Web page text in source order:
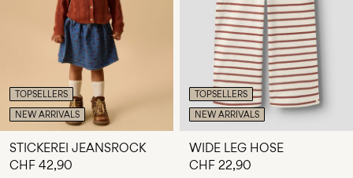
Fragen?
Schweiz
/
Deutsch
TOPSELLERS
NEW ARRIVALS
STICKEREI JEANSROCK
CHF 42,90
TOPSELLERS
NEW ARRIVALS
WIDE LEG HOSE
CHF 22,90